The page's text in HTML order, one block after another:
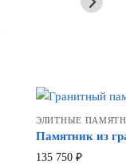
ЭЛИТНЫЕ
Памятник из
135 750 ₽